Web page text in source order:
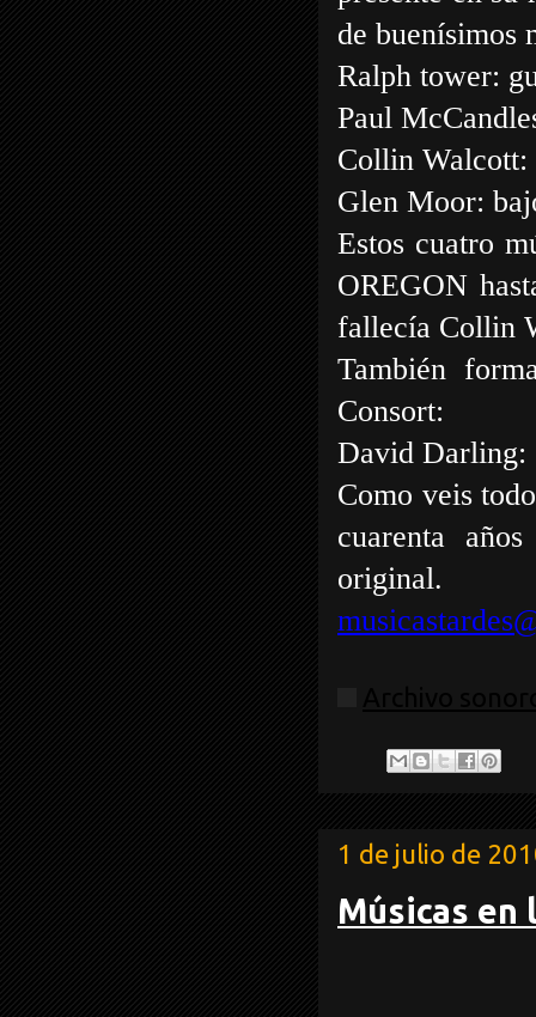
de buenísimos
Ralph tower:
Paul
Collin
Glen Moor:
Estos cuatro
OREGON
fallecía Collin
También
Consort:
David Darling:
Como veis
cuarenta
original.
1 de julio de
Músicas en